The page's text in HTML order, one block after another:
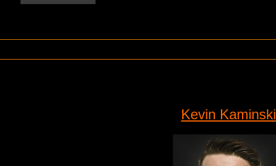
Kevin Kaminski